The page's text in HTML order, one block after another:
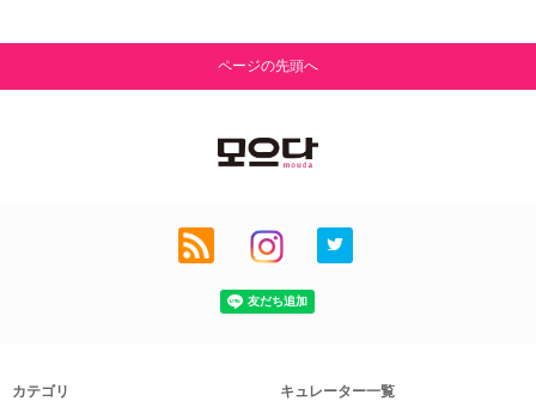
ページの先頭へ
カテゴリ キュレーター一覧